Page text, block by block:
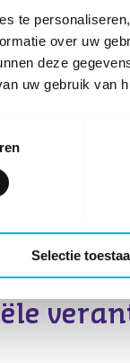
te
over uw
deze
uw gebruik van
Selectie
schade die
te raden.
je als
motor of
op nibud.nl wat